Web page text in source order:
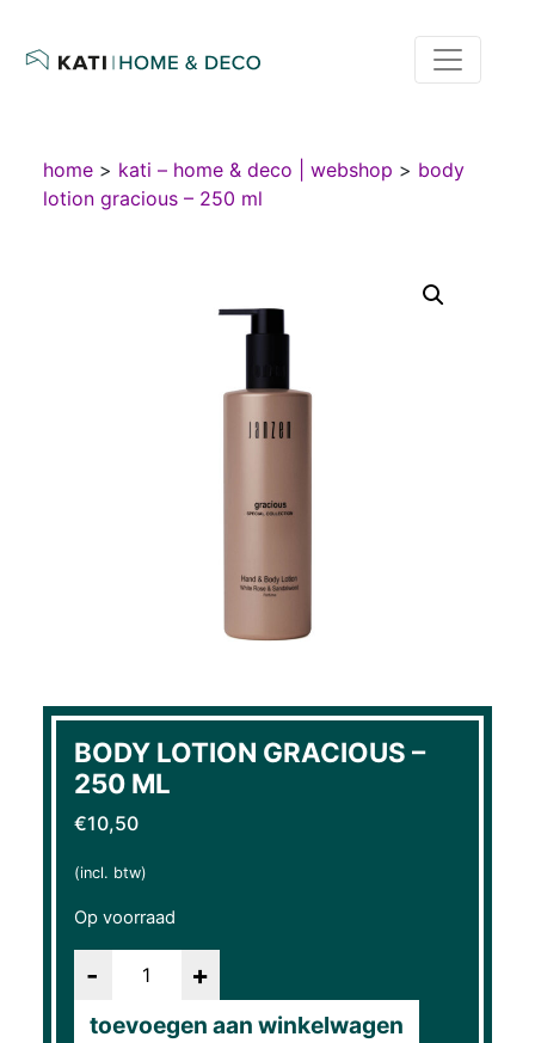
home > kati – home & deco | webshop > body
lotion gracious – 250 ml
BODY LOTION GRACIOUS –
250 ML
€10,50
(incl. btw)
Op voorraad
toevoegen aan winkelwagen